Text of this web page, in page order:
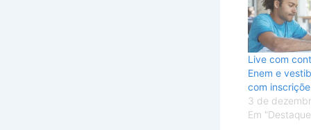
Live com
Enem e
com
3 de
Em